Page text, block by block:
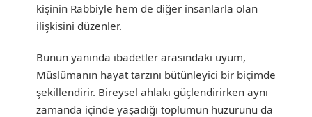
kişinin Rabbiyle hem de diğer insanlarla olan
ilişkisini düzenler.
Bunun yanında ibadetler arasındaki uyum,
Müslümanın hayat tarzını bütünleyici bir biçimde
şekillendirir. Bireysel ahlakı güçlendirirken aynı
zamanda içinde yaşadığı toplumun huzurunu da